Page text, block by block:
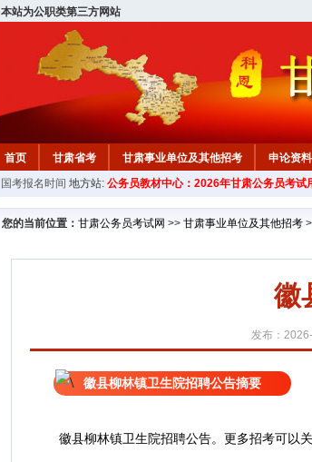
本站为公职类第三方网站
首页 甘肃省考 甘肃事业单位及其他招考 申论资料
国考报名时间 地方站: 公务员教材中心：2026年甘肃公务员考试
您的当前位置： 甘肃公务员考试网 >> 甘肃事业单位及其他招考
徽
发布：
徽县柳林镇卫生院招聘公告摘要
徽县柳林镇卫生院招聘公告。 更多招考可以